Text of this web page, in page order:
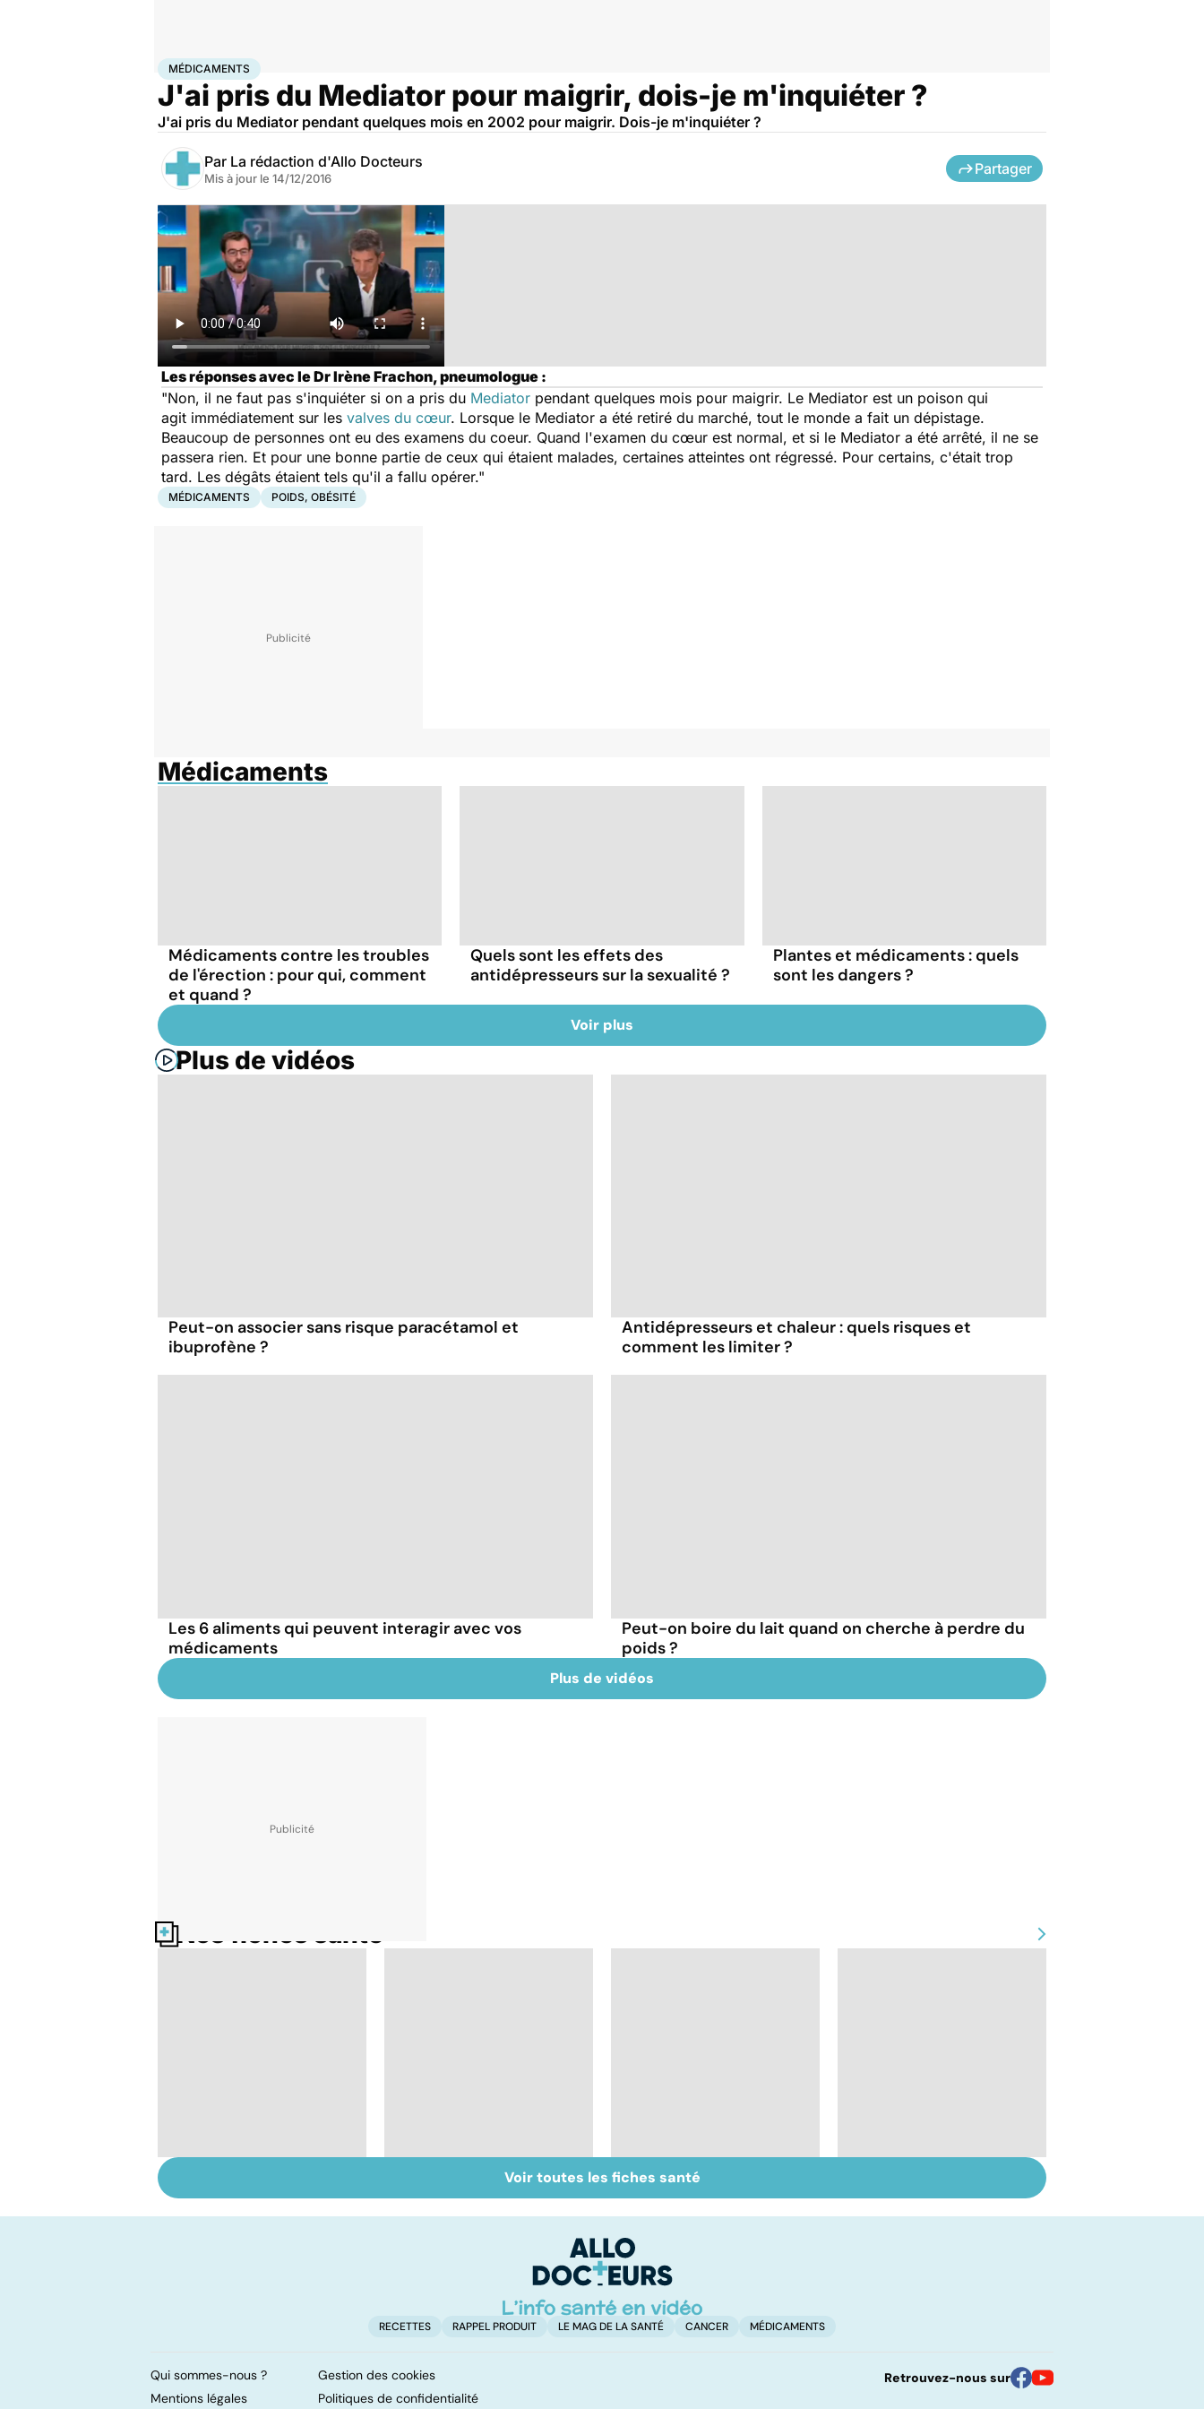
AccueilSantéMédicaments
MÉDICAMENTS
J'ai pris du Mediator pour maigrir, dois-je m'inquiéter ?
J'ai pris du Mediator pendant quelques mois en 2002 pour maigrir. Dois-je m'inquiéter ?
Par La rédaction d'Allo Docteurs
Mis à jour le 14/12/2016
Partager
Les réponses avec le Dr Irène Frachon, pneumologue :
"Non, il ne faut pas s'inquiéter si on a pris du Mediator pendant quelques mois pour maigrir. Le Mediator est un poison qui
agit immédiatement sur les valves du cœur. Lorsque le Mediator a été retiré du marché, tout le monde a fait un dépistage.
Beaucoup de personnes ont eu des examens du coeur. Quand l'examen du cœur est normal, et si le Mediator a été arrêté, il ne se
passera rien. Et pour une bonne partie de ceux qui étaient malades, certaines atteintes ont régressé. Pour certains, c'était trop
tard. Les dégâts étaient tels qu'il a fallu opérer."
MÉDICAMENTS POIDS, OBÉSITÉ
Médicaments
Médicaments contre les troubles
de l'érection : pour qui, comment
et quand ?
Quels sont les effets des
antidépresseurs sur la sexualité ?
Plantes et médicaments : quels
sont les dangers ?
Voir plus
Plus de vidéos
Peut-on associer sans risque paracétamol et
ibuprofène ?
Antidépresseurs et chaleur : quels risques et
comment les limiter ?
Les 6 aliments qui peuvent interagir avec vos
médicaments
Peut-on boire du lait quand on cherche à perdre du
poids ?
Plus de vidéos
Nos fiches santé
mangeons-nous trop
Troubles anxieux, une
anxiété envahissante
Un rhume, ça se
soigne ?
carburant
Voir toutes les fiches santé
RECETTES RAPPEL PRODUIT LE MAG DE LA SANTÉ CANCER MÉDICAMENTS
Qui sommes-nous ?
Gestion des cookies
Mentions légales
Politiques de confidentialité
Retrouvez-nous sur